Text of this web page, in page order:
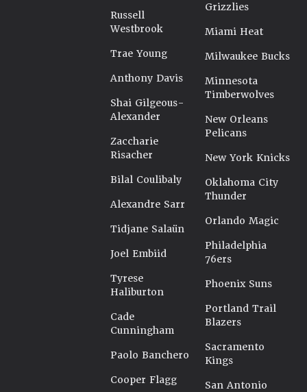
Russell
Westbrook
Trae Young
Anthony Davis
Shai Gilgeous-
Alexander
Zaccharie
Risacher
Bilal Coulibaly
Alexandre Sarr
Tidjane Salaün
Joel Embiid
Tyrese
Haliburton
Cade
Cunningham
Paolo Banchero
Cooper Flagg
Grizzlies
Miami Heat
Milwaukee Bucks
Minnesota
Timberwolves
New Orleans
Pelicans
New York Knicks
Oklahoma City
Thunder
Orlando Magic
Philadelphia
76ers
Phoenix Suns
Portland Trail
Blazers
Sacramento
Kings
San Antonio